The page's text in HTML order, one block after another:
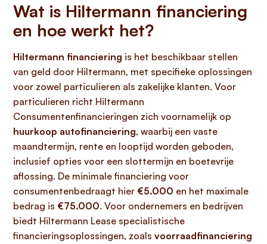
Wat is Hiltermann financiering
en hoe werkt het?
Hiltermann financiering is het beschikbaar stellen
van geld door Hiltermann, met specifieke oplossingen
voor zowel particulieren als zakelijke klanten. Voor
particulieren richt Hiltermann
Consumentenfinancieringen zich voornamelijk op
huurkoop autofinanciering, waarbij een vaste
maandtermijn, rente en looptijd worden geboden,
inclusief opties voor een slottermijn en boetevrije
aflossing. De minimale financiering voor
consumentenbedraagt hier €5.000 en het maximale
bedrag is €75.000. Voor ondernemers en bedrijven
biedt Hiltermann Lease specialistische
financieringsoplossingen, zoals voorraadfinanciering